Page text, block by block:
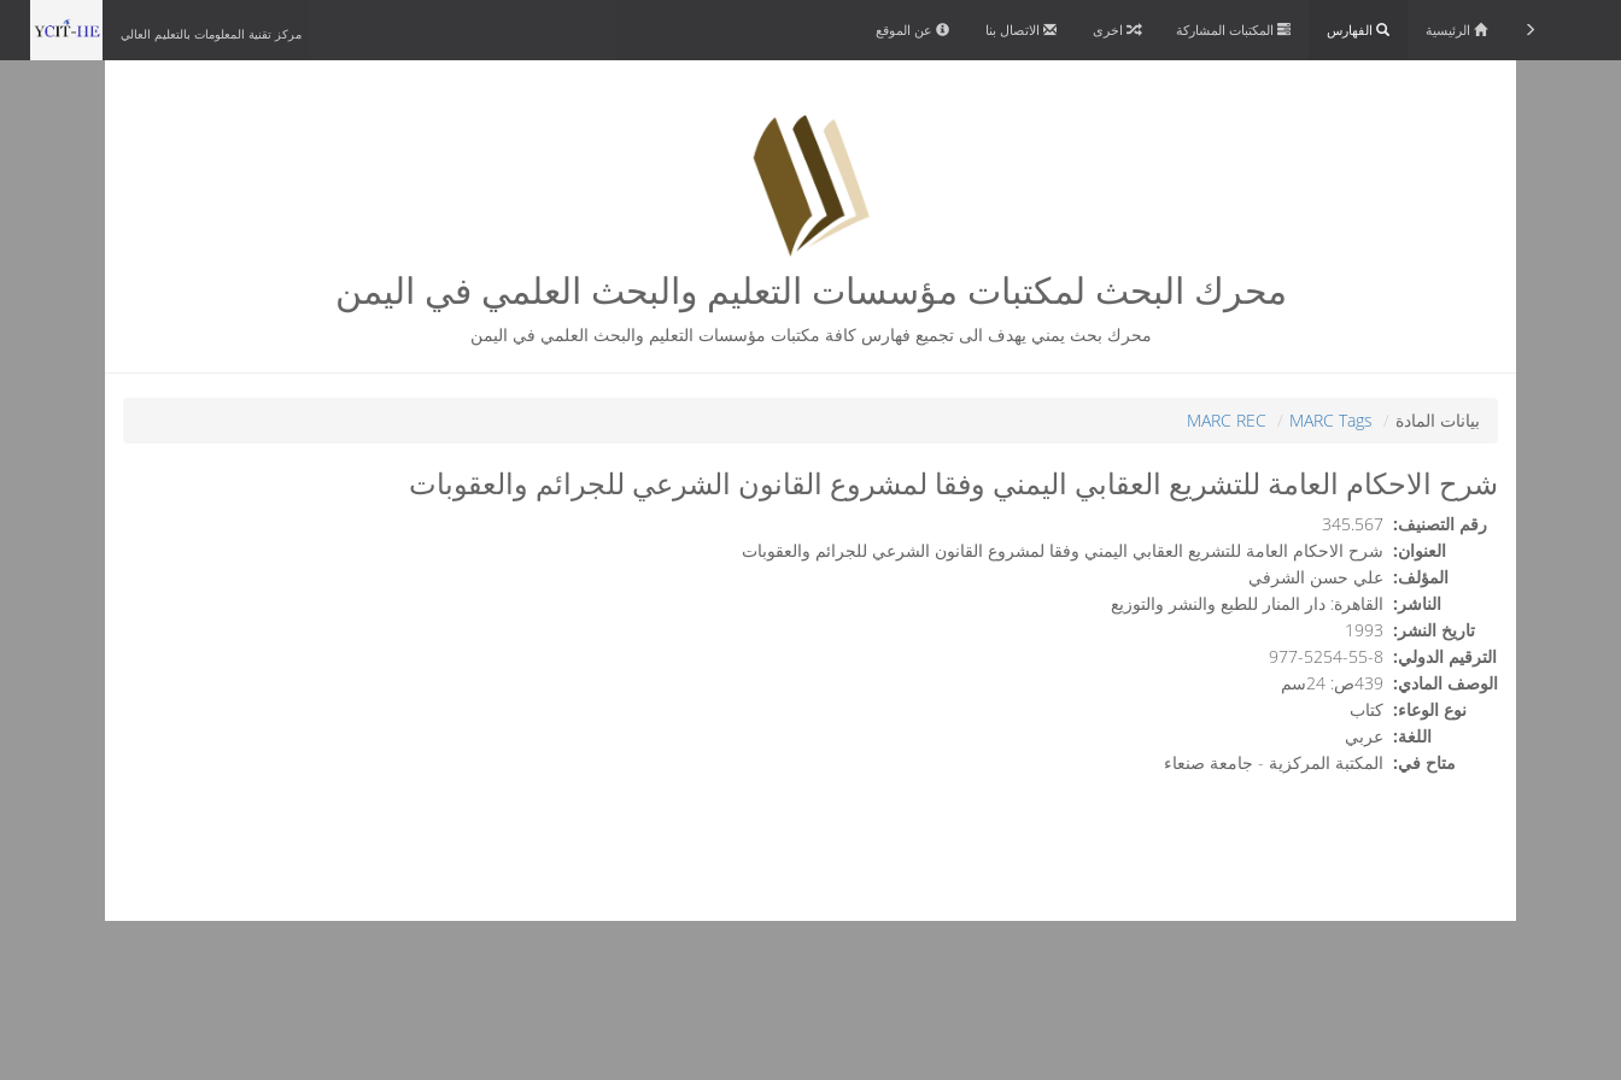
مركز تقنية المعلومات بالتعليم العالي عن الموقع الاتصال بنا اخرى المكتبات المشاركة الفهارس الرئيسية
محرك البحث لمكتبات مؤسسات التعليم والبحث العلمي في اليمن
محرك بحث يمني يهدف الى تجميع فهارس كافة مكتبات مؤسسات التعليم والبحث العلمي في اليمن
بيانات المادة MARC Tags
MARC REC
شرح الاحكام العامة للتشريع العقابي اليمني وفقا لمشروع القانون الشرعي للجرائم والعقوبات
رقم التصنيف: 345.567
العنوان: شرح الاحكام العامة للتشريع العقابي اليمني وفقا لمشروع القانون الشرعي للجرائم والعقوبات
المؤلف: علي حسن الشرفي
الناشر: القاهرة: دار المنار للطبع والنشر والتوزيع
تاريخ النشر: 1993
الترقيم الدولي: 977-5254-55-8
الوصف المادي: 439ص: 24سم
نوع الوعاء: كتاب
اللغة: عربي
متاح في: المكتبة المركزية - جامعة صنعاء